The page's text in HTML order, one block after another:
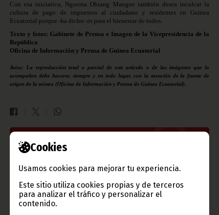
Cookies
Usamos cookies para mejorar tu experiencia.
Este sitio utiliza cookies propias y de terceros
para analizar el tráfico y personalizar el
contenido.
Con esa iniciativa, Nguema Obiang Mangue también desea inculcar la
cultura de pago de impuestos al ciudadano y residentes en Guinea
Ecuatorial porque -ha dicho- es para el bienestar de todos.
Texto y fotos: Gabinete de Prensa e Imagen de la Vicepresidencia de la
República
Oficina de Información y Prensa de Guinea Ecuatorial
Aviso: La reproducción total o parcial de este artículo o de las imágenes que lo
acompañen debe hacerse, siempre y en todo lugar, con la mención de la fuente de
origen de la misma (Oficina de Información y Prensa de Guinea Ecuatorial).
Gobierno e Instituciones
Información de Guinea Ecuatorial